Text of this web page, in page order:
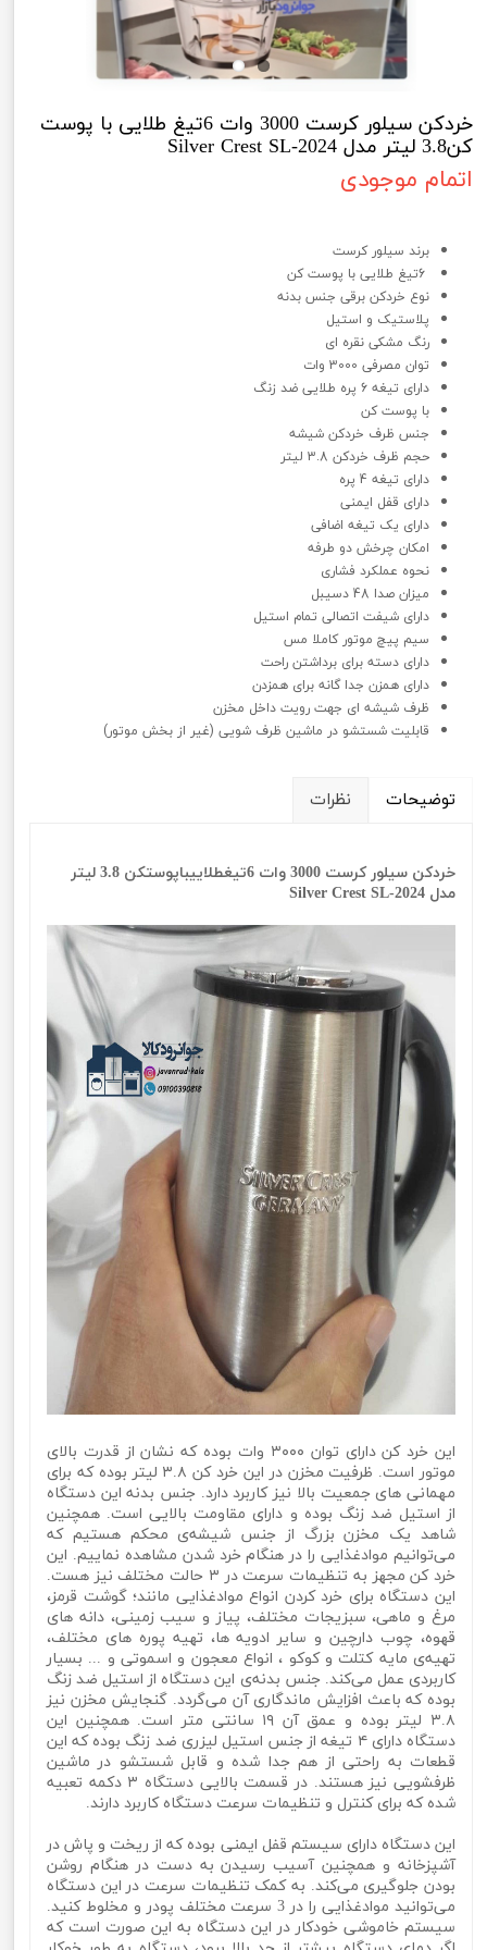
خردکن سیلور کرست 3000 وات 6تیغ طلایی با پوست
کن3.8 لیتر مدل Silver Crest SL-2024
اتمام موجودی
برند سیلور کرست
نوع خردکن برقی جنس بدنه
پلاستیک و استیل
رنگ مشکی نقره ای
توان مصرفی 3000 وات
دارای تیغه 6 پره طلایی ضد زنگ
با پوست کن
جنس ظرف خردکن شیشه
حجم ظرف خردکن 3.8 لیتر
دارای تیغه 4 پره
دارای قفل ایمنی
دارای یک تیغه اضافی
امکان چرخش دو طرفه
نحوه عملکرد فشاری
میزان صدا 48 دسیبل
دارای شیفت اتصالی تمام استیل
سیم پیچ موتور کاملا مس
دارای دسته برای برداشتن راحت
دارای همزن جدا گانه برای همزدن
ظرف شیشه ای جهت رویت داخل مخزن
قابلیت شستشو در ماشین ظرف شویی (غیر از بخش موتور)
توضیحات نظرات
خردکن سیلور کرست 3000 وات 6تیغطلاییباپوستکن 3.8 لیتر
مدل Silver Crest SL-2024
این خرد کن دارای توان ۳۰۰۰ وات بوده که نشان از قدرت بالای
موتور است. ظرفیت مخزن در این خرد کن ۳.۸ لیتر بوده که برای
مهمانی های جمعیت بالا نیز کاربرد دارد. جنس بدنه این دستگاه
از استیل ضد زنگ بوده و دارای مقاومت بالایی است. همچنین
شاهد یک مخزن بزرگ از جنس شیشه‌ی محکم هستیم که
می‌توانیم موادغذایی را در هنگام خرد شدن مشاهده نماییم. این
خرد کن مجهز به تنظیمات سرعت در ۳ حالت مختلف نیز هست.
این دستگاه برای خرد کردن انواع موادغذایی مانند؛ گوشت قرمز،
مرغ و ماهی، سبزیجات مختلف، پیاز و سیب زمینی، دانه های
قهوه، چوب دارچین و سایر ادویه ها، تهیه پوره های مختلف،
تهیه‌ی مایه کتلت و کوکو ، انواع معجون و اسموتی و ... بسیار
کاربردی عمل می‌کند. جنس بدنه‌ی این دستگاه از استیل ضد زنگ
بوده که باعث افزایش ماندگاری آن می‌گردد. گنجایش مخزن نیز
۳.۸ لیتر بوده و عمق آن ۱۹ سانتی متر است. همچنین این
دستگاه دارای ۴ تیغه از جنس استیل لیزری ضد زنگ بوده که این
قطعات به راحتی از هم جدا شده و قابل شستشو در ماشین
ظرفشویی نیز هستند. در قسمت بالایی دستگاه ۳ دکمه تعبیه
شده که برای کنترل و تنظیمات سرعت دستگاه کاربرد دارند.
این دستگاه دارای سیستم قفل ایمنی بوده که از ریخت و پاش در
آشپزخانه و همچنین آسیب رسیدن به دست در هنگام روشن
بودن جلوگیری می‌کند. به کمک تنظیمات سرعت در این دستگاه
می‌توانید موادغذایی را در 3 سرعت مختلف پودر و مخلوط کنید.
سیستم خاموشی خودکار در این دستگاه به این صورت است که